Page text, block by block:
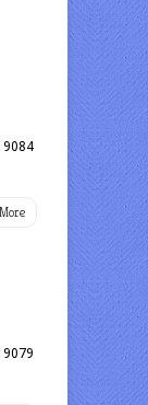
9084